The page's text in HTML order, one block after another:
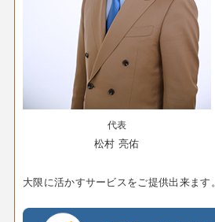
代表
松村 亮佑
大限に活かすサービスをご提供出来ます。